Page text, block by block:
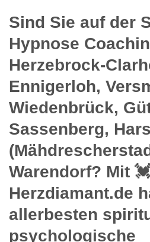
Sind Sie auf der
Hypnose
Herzebrock-
Ennigerloh,
Wiedenbrück,
Sassenberg,
Warendorf? Mit
Herzdiamant.de
allerbesten
psychologische